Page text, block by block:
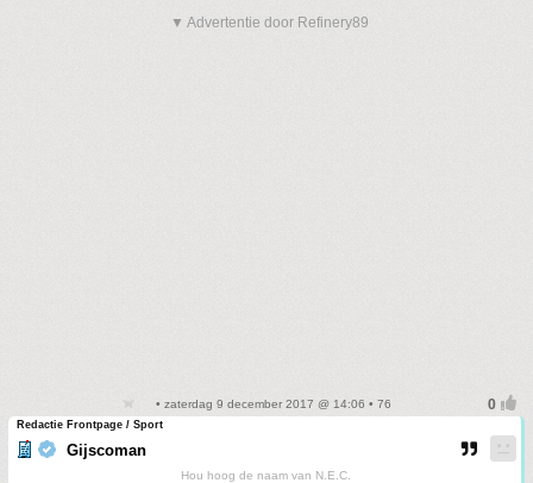
▼ Advertentie door Refinery89
• zaterdag 9 december 2017 @ 14:06 • 76
Redactie Frontpage / Sport
Gijscoman
Hou hoog de naam van N.E.C.